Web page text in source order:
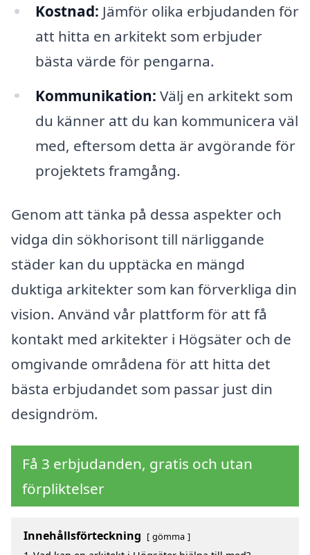
Kostnad: Jämför olika erbjudanden för
att hitta en arkitekt som erbjuder
bästa värde för pengarna.
Kommunikation: Välj en arkitekt som
du känner att du kan kommunicera väl
med, eftersom detta är avgörande för
projektets framgång.
Genom att tänka på dessa aspekter och
vidga din sökhorisont till närliggande
städer kan du upptäcka en mängd
duktiga arkitekter som kan förverkliga din
vision. Använd vår plattform för att få
kontakt med arkitekter i Högsäter och de
omgivande områdena för att hitta det
bästa erbjudandet som passar just din
designdröm.
Få 3 erbjudanden, gratis och utan
förpliktelser
Innehållsförteckning gömma